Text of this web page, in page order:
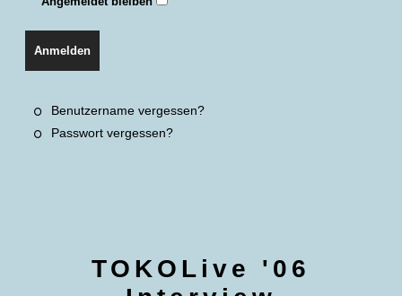
Anmelden
Benutzername vergessen?
Passwort vergessen?
TOKOLive '06